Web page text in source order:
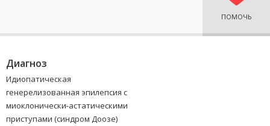
ПОМОЧЬ
Диагноз
Идиопатическая
генерелизованная эпилепсия с
миоклонически-астатическими
приступами (синдром Доозе)